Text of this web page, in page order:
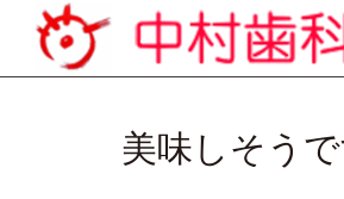
美味しそうで